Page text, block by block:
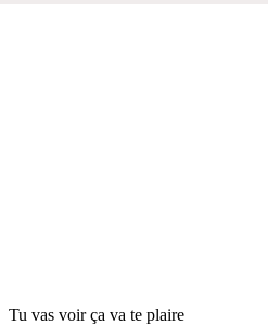
Tu vas voir ça va te plaire